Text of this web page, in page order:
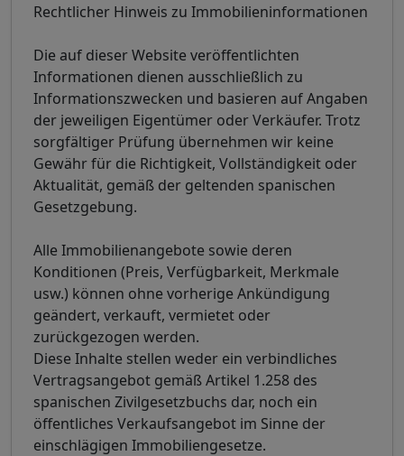
Rechtlicher Hinweis zu Immobilieninformationen
Die auf dieser Website veröffentlichten
Informationen dienen ausschließlich zu
Informationszwecken und basieren auf Angaben
der jeweiligen Eigentümer oder Verkäufer. Trotz
sorgfältiger Prüfung übernehmen wir keine
Gewähr für die Richtigkeit, Vollständigkeit oder
Aktualität, gemäß der geltenden spanischen
Gesetzgebung.
Alle Immobilienangebote sowie deren
Konditionen (Preis, Verfügbarkeit, Merkmale
usw.) können ohne vorherige Ankündigung
geändert, verkauft, vermietet oder
zurückgezogen werden.
Diese Inhalte stellen weder ein verbindliches
Vertragsangebot gemäß Artikel 1.258 des
spanischen Zivilgesetzbuchs dar, noch ein
öffentliches Verkaufsangebot im Sinne der
einschlägigen Immobiliengesetze.